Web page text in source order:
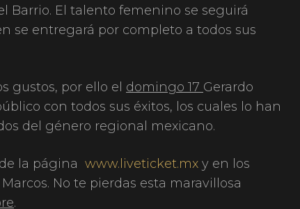
Barrio. El talento femenino se seguirá
se entregará por completo a todos sus
gustos, por ello el domingo 17 Gerardo
con todos sus éxitos, los cuales lo han
del género regional mexicano.
la página www.liveticket.mx y en los
No te pierdas esta maravillosa
.